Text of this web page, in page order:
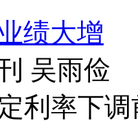
绩大增
吴雨俭
利率下